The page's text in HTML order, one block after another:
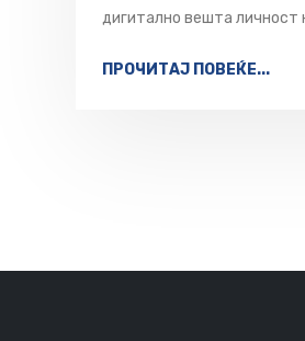
дигитално вешта личност
ПРОЧИТАЈ ПОВЕЌЕ...